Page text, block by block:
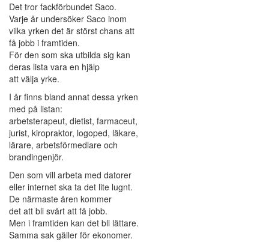
Det tror fackförbundet Saco.
Varje år undersöker Saco inom
vilka yrken det är störst chans att
få jobb i framtiden.
För den som ska utbilda sig kan
deras lista vara en hjälp
att välja yrke.
I år finns bland annat dessa yrken
med på listan:
arbetsterapeut, dietist, farmaceut,
jurist, kiropraktor, logoped, läkare,
lärare, arbetsförmedlare och
brandingenjör.
Den som vill arbeta med datorer
eller internet ska ta det lite lugnt.
De närmaste åren kommer
det att bli svårt att få jobb.
Men i framtiden kan det bli lättare.
Samma sak gäller för ekonomer.